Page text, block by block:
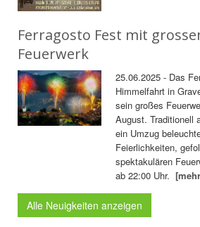
Ferragosto Fest mit
Feuerwerk
25.06.2025 - Das
Himmelfahrt in
sein großes
August. Traditionell
ein Umzug
Feierlichkeiten,
spektakulären
ab 22:00 Uhr.
Alle Neuigkeiten anzeigen